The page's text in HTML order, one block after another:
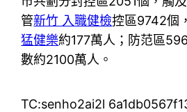
管新竹 入職健檢控區9742個
猛健樂約177萬人；防范區
數約2100萬人。
TC:senho2ai2l